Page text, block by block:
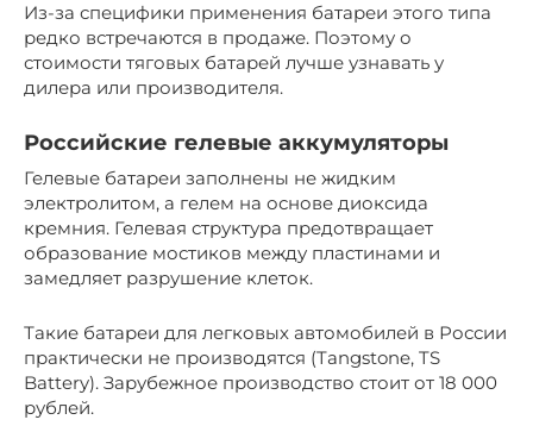
Из-за специфики применения батареи этого типа
редко встречаются в продаже. Поэтому о
стоимости тяговых батарей лучше узнавать у
дилера или производителя.
Российские гелевые аккумуляторы
Гелевые батареи заполнены не жидким
электролитом, а гелем на основе диоксида
кремния. Гелевая структура предотвращает
образование мостиков между пластинами и
замедляет разрушение клеток.
Такие батареи для легковых автомобилей в России
практически не производятся (Tangstone, TS
Battery). Зарубежное производство стоит от 18 000
рублей.